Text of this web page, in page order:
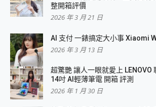
整開箱評價
2026 年 3 月 21 日
AI 支付 一錶搞定大小事 Xiaomi
2026 年 3 月 13 日
超驚艷 讓人一眼就愛上 LENOVO
14吋 AI輕薄筆電 開箱 評測
2026 年 1 月 30 日